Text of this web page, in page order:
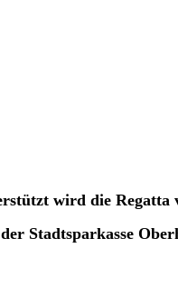
wird die Regatta
Stadtsparkasse